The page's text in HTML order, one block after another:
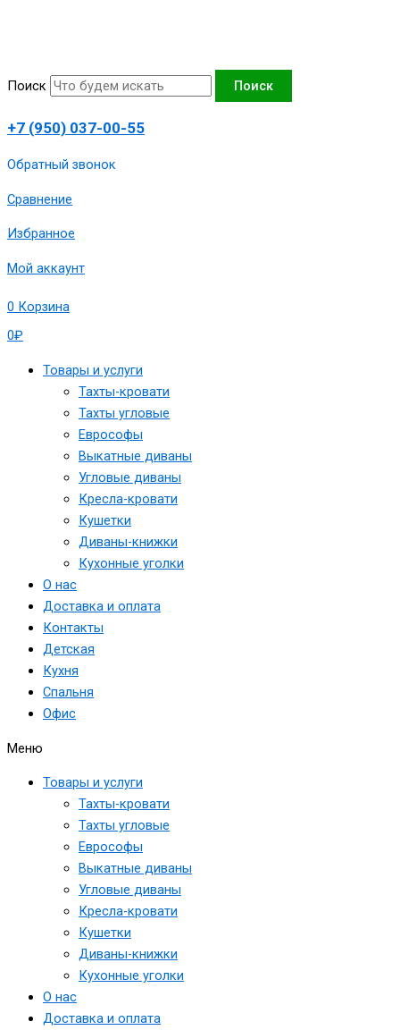
Поиск Поиск
+7 (950) 037-00-55
Обратный звонок
Сравнение
Избранное
Мой аккаунт
0₽
0 Корзина
Товары и услуги
Тахты-кровати
Тахты угловые
Еврософы
Выкатные диваны
Угловые диваны
Кресла-кровати
Кушетки
Диваны-книжки
Кухонные уголки
О нас
Доставка и оплата
Контакты
Детская
Кухня
Спальня
Офис
Меню
Товары и услуги
Тахты-кровати
Тахты угловые
Еврософы
Выкатные диваны
Угловые диваны
Кресла-кровати
Кушетки
Диваны-книжки
Кухонные уголки
О нас
Доставка и оплата
выкатной
"Аккорд-4"
сп.м,,
170х105х90
артикул
1980-
А04-
130RJB